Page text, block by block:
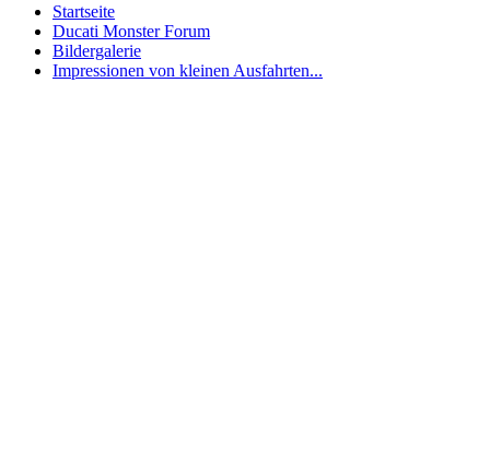
Startseite
Ducati Monster Forum
Bildergalerie
Impressionen von kleinen Ausfahrten...